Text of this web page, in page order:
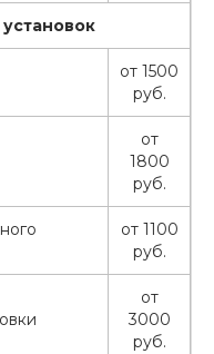
от 1500
руб.
от
1800
руб.
от 1100
руб.
от
3000
руб.